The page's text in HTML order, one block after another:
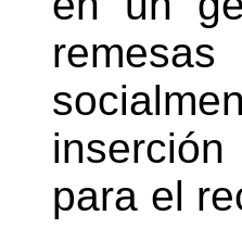
para el